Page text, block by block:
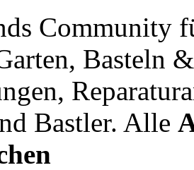
Community
Basteln
Bastler. Alle